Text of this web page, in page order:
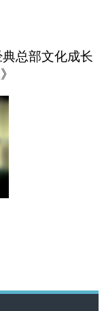
总部文化成长